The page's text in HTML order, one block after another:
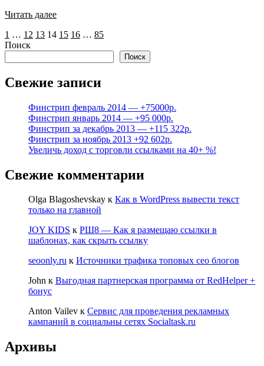
Читать далее
Пагинация
записей
1 … 12 13 14 15 16 … 85
Поиск
Поиск
Свежие записи
Финстрип февраль 2014 — +75000р.
Финстрип январь 2014 — +95 000р.
Финстрип за декабрь 2013 — +115 322р.
Финстрип за ноябрь 2013 +92 602р.
Увеличь доход с торговли ссылками на 40+ %!
Свежие комментарии
Olga Blagoshevskay к Как в WordPress вывести текст
только на главной
JOY KIDS к РШ8 — Как я размещаю ссылки в
шаблонах, как скрыть ссылку
seoonly.ru к Источники трафика топовых сео блогов
John к Выгодная партнерская программа от RedHelper +
бонус
Anton Vailev к Сервис для проведения рекламных
кампаний в социальны сетях Socialtask.ru
Архивы